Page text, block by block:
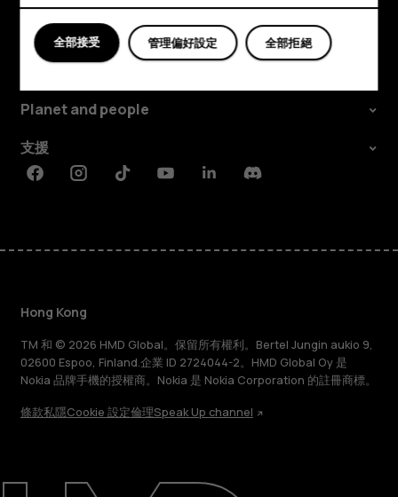
關於
探索
Planet and people
支援
FacebookInstagramTiktokYoutubeLinkedinDiscord
Hong Kong
TM 和 © 2026 HMD Global。保留所有權利。Bertel Jungin aukio 9,
02600 Espoo, Finland.企業 ID 2724044-2。HMD Global Oy 是
Nokia 品牌手機的授權商。Nokia 是 Nokia Corporation 的註冊商標。
條款私隱Cookie 設定倫理Speak Up channel
全部拒絕
管理偏好設定
全部接受